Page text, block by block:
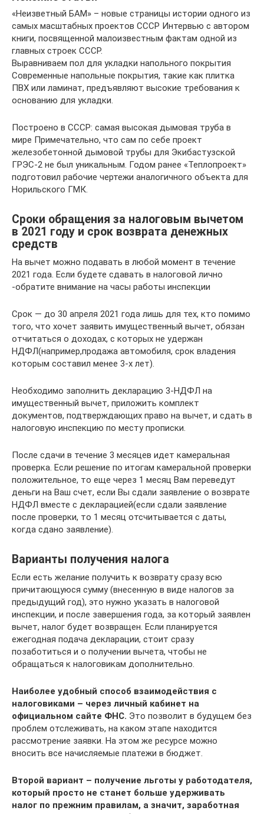
«Неизветный БАМ» – новые страницы истории одного из
самых масштабных проектов СССР Интервью с автором
книги, посвященной малоизвестным фактам одной из
главных строек СССР.
Выравниваем пол для укладки напольного покрытия
Современные напольные покрытия, такие как плитка
ПВХ или ламинат, предъявляют высокие требования к
основанию для укладки.
Построено в СССР: самая высокая дымовая труба в
мире Примечательно, что сам по себе проект
железобетонной дымовой трубы для Экибастузской
ГРЭС-2 не был уникальным. Годом ранее «Теплопроект»
подготовил рабочие чертежи аналогичного объекта для
Норильского ГМК.
Сроки обращения за налоговым вычетом
в 2021 году и срок возврата денежных
средств
На вычет можно подавать в любой момент в течение
2021 года. Если будете сдавать в налоговой лично
-обратите внимание на часы работы инспекции
Срок — до 30 апреля 2021 года лишь для тех, кто помимо
того, что хочет заявить имущественный вычет, обязан
отчитаться о доходах, с которых не удержан
НДФЛ(например,продажа автомобиля, срок владения
которым составил менее 3-х лет).
Необходимо заполнить декларацию 3-НДФЛ на
имущественный вычет, приложить комплект
документов, подтверждающих право на вычет, и сдать в
налоговую инспекцию по месту прописки.
После сдачи в течение 3 месяцев идет камеральная
проверка. Если решение по итогам камеральной проверки
положительное, то еще через 1 месяц Вам переведут
деньги на Ваш счет, если Вы сдали заявление о возврате
НДФЛ вместе с декларацией(если сдали заявление
после проверки, то 1 месяц отсчитывается с даты,
когда сдано заявление).
Варианты получения налога
Если есть желание получить к возврату сразу всю
причитающуюся сумму (внесенную в виде налогов за
предыдущий год), это нужно указать в налоговой
инспекции, и после завершения года, за который заявлен
вычет, налог будет возвращен. Если планируется
ежегодная подача декларации, стоит сразу
позаботиться и о получении вычета, чтобы не
обращаться к налоговикам дополнительно.
Наиболее удобный способ взаимодействия с
налоговиками – через личный кабинет на
официальном сайте ФНС. Это позволит в будущем без
проблем отслеживать, на каком этапе находится
рассмотрение заявки. На этом же ресурсе можно
вносить все начисляемые платежи в бюджет.
Второй вариант – получение льготы у работодателя,
который просто не станет больше удерживать
налог по прежним правилам, а значит, заработная